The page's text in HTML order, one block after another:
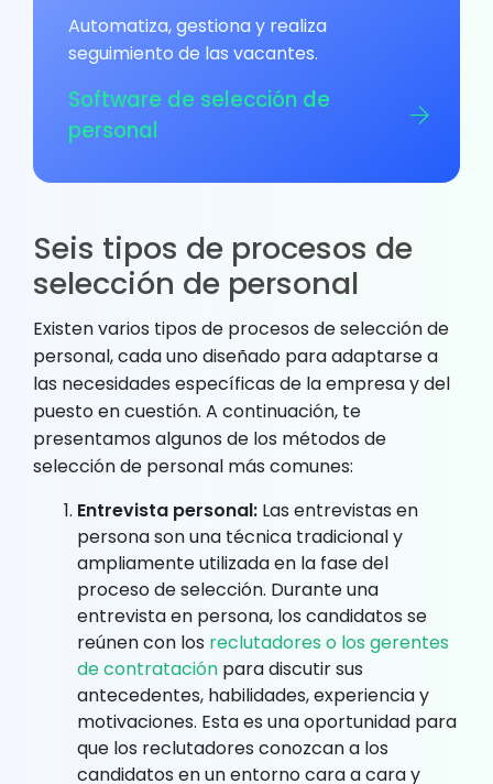
Automatiza, gestiona y realiza
seguimiento de las vacantes.
Software de selección de
personal
Seis tipos de procesos de
selección de personal
Existen varios tipos de procesos de selección de
personal, cada uno diseñado para adaptarse a
las necesidades específicas de la empresa y del
puesto en cuestión. A continuación, te
presentamos algunos de los métodos de
selección de personal más comunes:
Entrevista personal: Las entrevistas en
persona son una técnica tradicional y
ampliamente utilizada en la fase del
proceso de selección. Durante una
entrevista en persona, los candidatos se
reúnen con los reclutadores o los gerentes
de contratación para discutir sus
antecedentes, habilidades, experiencia y
motivaciones. Esta es una oportunidad para
que los reclutadores conozcan a los
candidatos en un entorno cara a cara y